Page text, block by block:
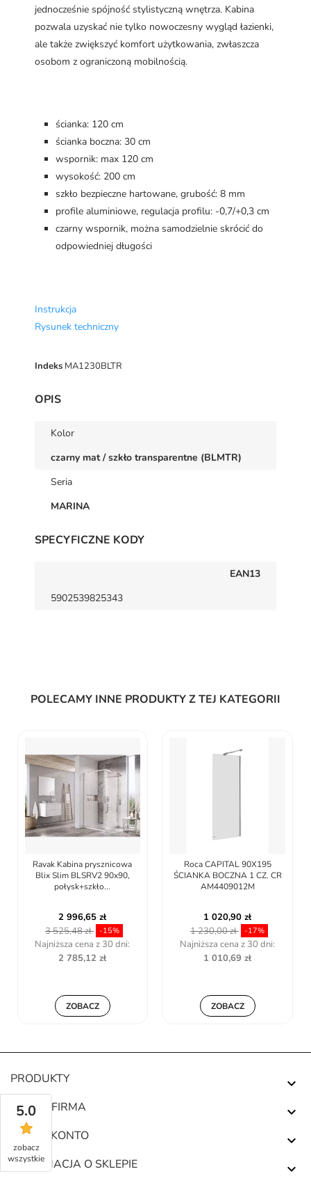
jednocześnie spójność stylistyczną wnętrza. Kabina
pozwala uzyskać nie tylko nowoczesny wygląd łazienki,
ale także zwiększyć komfort użytkowania, zwłaszcza
osobom z ograniczoną mobilnością.
ścianka: 120 cm
ścianka boczna: 30 cm
wspornik: max 120 cm
wysokość: 200 cm
szkło bezpieczne hartowane, grubość: 8 mm
profile aluminiowe, regulacja profilu: -0,7/+0,3 cm
czarny wspornik, można samodzielnie skrócić do
odpowiedniej długości
Instrukcja
Rysunek techniczny
Indeks MA1230BLTR
OPIS
Kolor
czarny mat / szkło transparentne (BLMTR)
Seria
MARINA
SPECYFICZNE KODY
EAN13
5902539825343
POLECAMY INNE PRODUKTY Z TEJ KATEGORII
Ravak Kabina prysznicowa
Blix Slim BLSRV2 90x90,
połysk+szkło...
2 996,65 zł
3 525,48 zł
-15%
Najniższa cena z 30 dni:
2 785,12 zł
ZOBACZ
Roca CAPITAL 90X195
ŚCIANKA BOCZNA 1 CZ. CR
AM4409012M
1 020,90 zł
1 230,00 zł
-17%
Najniższa cena z 30 dni:
1 010,69 zł
ZOBACZ
PRODUKTY 
NASZA FIRMA 
TWOJE KONTO 
INFORMACJA O SKLEPIE 
5.0
zobacz
wszystkie